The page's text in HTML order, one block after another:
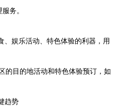
务。
、娱乐活动、特色体验的利器，用
的目的地活动和特色体验预订，如
趋势